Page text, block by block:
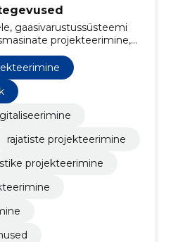
gaasivarustussüsteemi
projekteerimine,
tehnilise projekti
lahendused,
tugevusarvutused,
robotlahendused
rajatiste projekteerimine
projekteerimine